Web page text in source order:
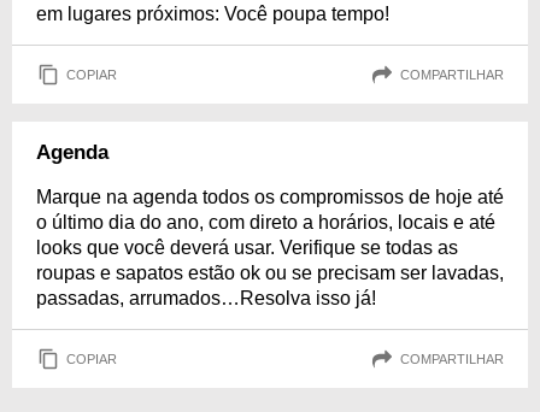
em lugares próximos: Você poupa tempo!
COPIAR COMPARTILHAR
Agenda
Marque na agenda todos os compromissos de hoje até
o último dia do ano, com direto a horários, locais e até
looks que você deverá usar. Verifique se todas as
roupas e sapatos estão ok ou se precisam ser lavadas,
passadas, arrumados…Resolva isso já!
COPIAR COMPARTILHAR